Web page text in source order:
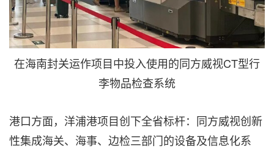
在海南封关运作项目中投入使用的同方威视CT型行
李物品检查系统
港口方面，洋浦港项目创下全省标杆：同方威视创新
性集成海关、海事、边检三部门的设备及信息化系